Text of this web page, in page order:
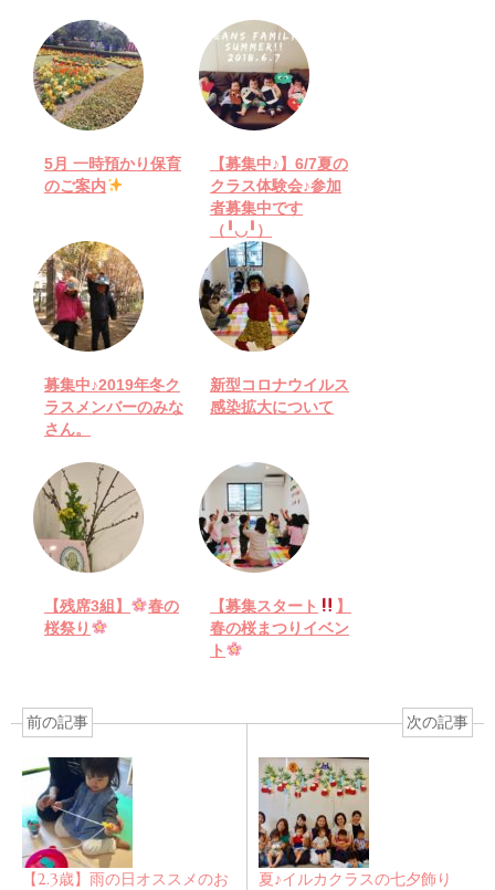
5月 一時預かり保育
のご案内
【募集中♪】6/7夏の
クラス体験会♪参加
者募集中です
（╹◡╹）
募集中♪2019年冬ク
ラスメンバーのみな
さん。
新型コロナウイルス
感染拡大について
【残席3組】
春の
桜祭り
【募集スタート
】
春の桜まつりイベン
ト
前の記事
【2.3歳】雨の日オススメのお
次の記事
夏♪イルカクラスの七夕飾り